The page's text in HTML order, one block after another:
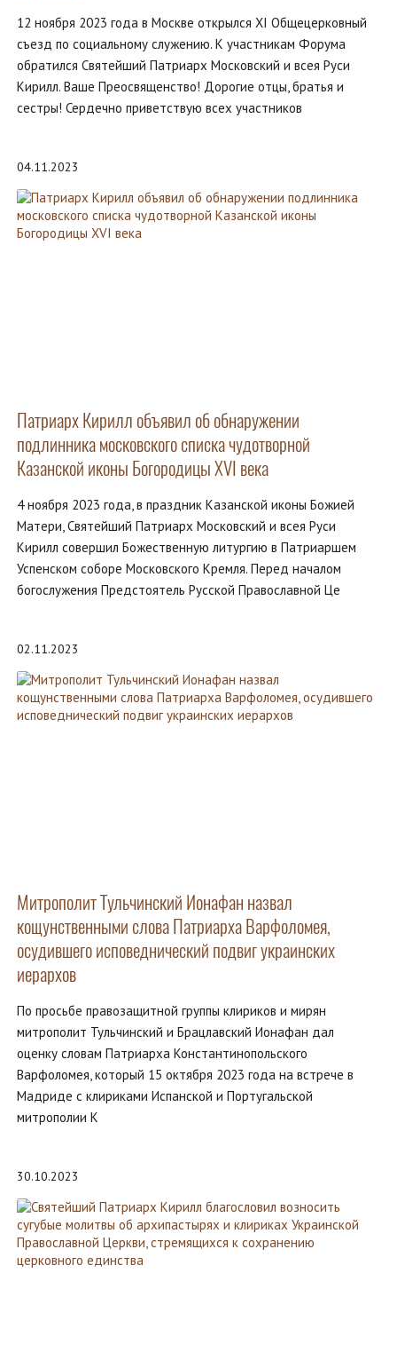
12 ноября 2023 года в Москве открылся XI Общецерковный
съезд по социальному служению. К участникам Форума
обратился Святейший Патриарх Московский и всея Руси
Кирилл. Ваше Преосвященство! Дорогие отцы, братья и
сестры! Сердечно приветствую всех участников
04.11.2023
Патриарх Кирилл объявил об обнаружении
подлинника московского списка чудотворной
Казанской иконы Богородицы XVI века
4 ноября 2023 года, в праздник Казанской иконы Божией
Матери, Святейший Патриарх Московский и всея Руси
Кирилл совершил Божественную литургию в Патриаршем
Успенском соборе Московского Кремля. Перед началом
богослужения Предстоятель Русской Православной Це
02.11.2023
Митрополит Тульчинский Ионафан назвал
кощунственными слова Патриарха Варфоломея,
осудившего исповеднический подвиг украинских
иерархов
По просьбе правозащитной группы клириков и мирян
митрополит Тульчинский и Брацлавский Ионафан дал
оценку словам Патриарха Константинопольского
Варфоломея, который 15 октября 2023 года на встрече в
Мадриде с клириками Испанской и Португальской
митрополии К
30.10.2023